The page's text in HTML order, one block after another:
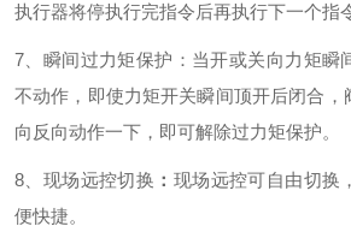
执行器将停执行完指令后再执行下一个指
7、瞬间过力矩保护： 当开或关向力矩瞬
不动作，即使力矩开关瞬间顶开后闭合，
向反向动作一下，即可解除过力矩保护。
8、现场远控切换 ： 现场远控可自由切换
便快捷。